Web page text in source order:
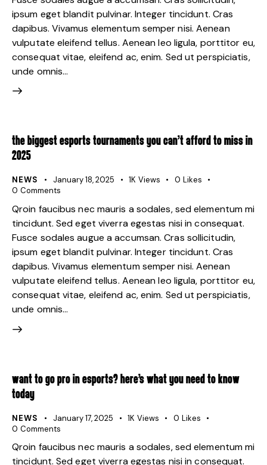
ipsum eget blandit pulvinar. Integer tincidunt. Cras
dapibus. Vivamus elementum semper nisi. Aenean
vulputate eleifend tellus. Aenean leo ligula, porttitor eu,
consequat vitae, eleifend ac, enim. Sed ut perspiciatis,
unde omnis…
THE BIGGEST ESPORTS TOURNAMENTS YOU CAN’T AFFORD TO MISS IN
2025
NEWS January 18, 2025 1K Views 0 Likes
0 Comments
Qroin faucibus nec mauris a sodales, sed elementum mi
tincidunt. Sed eget viverra egestas nisi in consequat.
Fusce sodales augue a accumsan. Cras sollicitudin,
ipsum eget blandit pulvinar. Integer tincidunt. Cras
dapibus. Vivamus elementum semper nisi. Aenean
vulputate eleifend tellus. Aenean leo ligula, porttitor eu,
consequat vitae, eleifend ac, enim. Sed ut perspiciatis,
unde omnis…
WANT TO GO PRO IN ESPORTS? HERE’S WHAT YOU NEED TO KNOW
TODAY
NEWS January 17, 2025 1K Views 0 Likes
0 Comments
Qroin faucibus nec mauris a sodales, sed elementum mi
tincidunt. Sed eget viverra egestas nisi in consequat.